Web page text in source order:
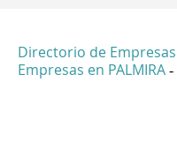
Directorio de Empresas
Empresas en PALMIRA -